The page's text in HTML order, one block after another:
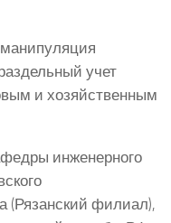
учет
и хозяйственным
инженерного
(Рязанский филиал),